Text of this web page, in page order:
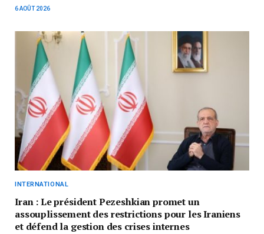
6 AOÛT 2026
INTERNATIONAL
Iran : Le président Pezeshkian promet un
assouplissement des restrictions pour les Iraniens
et défend la gestion des crises internes